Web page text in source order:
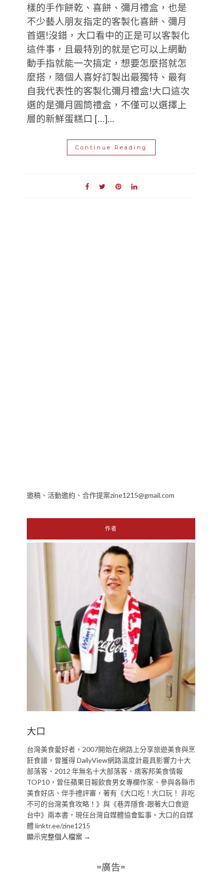
樣的手作餅乾、喜餅、彌月禮盒，也是
不少藝人朋友指定的客製化喜餅、彌月
首選!沒錯，大口看中的正是可以客製化
這件事，且最特別的就是它可以上網動
動手指就能一次搞定，想要怎麼搭就怎
麼搭，隨個人喜好訂製出最獨特、最有
自我代表性的客製化彌月禮盒!大口這次
選的是彌月圓筒禮盒，不僅可以選擇上
層的新鮮蛋糕口 […]…
Continue Reading
邀稿、活動邀約、合作提案zine1215@gmail.com
作者
大口
台灣美食愛好者，2007開始在網路上分享旅遊美食與烹
飪食譜，曾獲得 DailyView網路溫度計最具影響力十大
部落客、2012 年無名十大部落客、痞客邦美食情報
TOP10，曾任蘋果日報飲食男女專欄作家、參與各縣市
美食好店、伴手禮評審，著有《大口吃！大口玩！ 非吃
不可的台灣美食攻略！》與《巷弄隱食-跟著大口食遊
台中》兩本書，現任台灣自媒體協會監事。大口的自媒
體 linktr.ee/zine1215
顯示完整個人檔案 →
=廣告=